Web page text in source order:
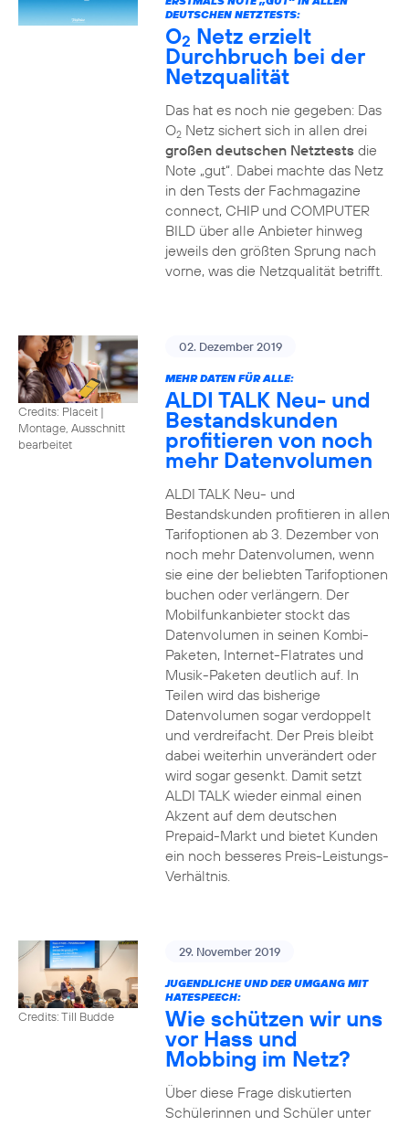
DEUTSCHEN NETZTESTS:
O2 Netz erzielt
Durchbruch bei der
Netzqualität
Das hat es noch nie gegeben: Das
O2Netz sichert sich in allen drei
großen deutschen Netztests die
Note „gut“. Dabei machte das Netz
in den Tests der Fachmagazine
connect, CHIP und COMPUTER
BILD über alle Anbieter hinweg
jeweils den größten Sprung nach
vorne, was die Netzqualität betrifft.
Credits: Placeit |
Montage, Ausschnitt
bearbeitet
02. Dezember 2019
MEHR DATEN FÜR ALLE:
ALDI TALK Neu- und
Bestandskunden
profitieren von noch
mehr Datenvolumen
ALDI TALK Neu- und
Bestandskunden profitieren in allen
Tarifoptionen ab 3. Dezember von
noch mehr Datenvolumen, wenn
sie eine der beliebten Tarifoptionen
buchen oder verlängern. Der
Mobilfunkanbieter stockt das
Datenvolumen in seinen Kombi-
Paketen, Internet-Flatrates und
Musik-Paketen deutlich auf. In
Teilen wird das bisherige
Datenvolumen sogar verdoppelt
und verdreifacht. Der Preis bleibt
dabei weiterhin unverändert oder
wird sogar gesenkt. Damit setzt
ALDI TALK wieder einmal einen
Akzent auf dem deutschen
Prepaid-Markt und bietet Kunden
ein noch besseres Preis-Leistungs-
Verhältnis.
Credits: Till Budde
29. November 2019
JUGENDLICHE UND DER UMGANG MIT
HATESPEECH:
Wie schützen wir uns
vor Hass und
Mobbing im Netz?
Über diese Frage diskutierten
Schülerinnen und Schüler unter